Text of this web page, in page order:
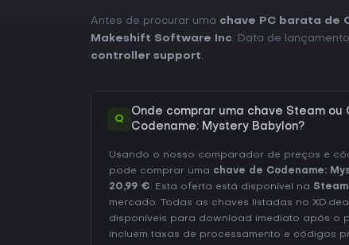
Antes de procurar uma chave PC barata de
Makeshift Software Inc. Data de lançamento
controller support.
Q
Onde comprar uma chave Steam ou
Codename: Mystery Babylon?
Usando o nosso comparador de preços e
pode comprar uma chave de Codename:
20,99 €. Esta oferta está disponível na Steam
mercado. Todas as chaves listadas no
disponíveis para download imediato após o
incluem taxas de processamento e códigos